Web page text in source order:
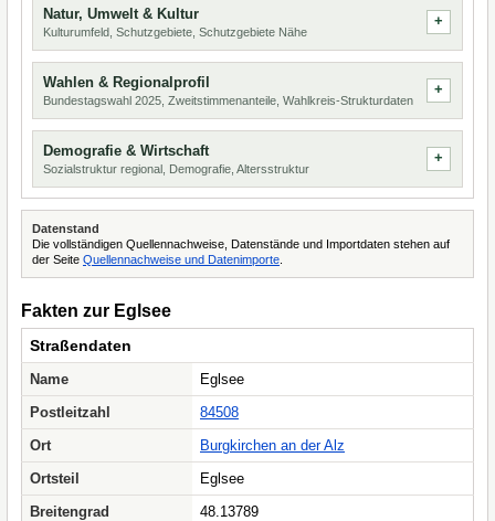
Natur, Umwelt & Kultur
Kulturumfeld, Schutzgebiete, Schutzgebiete Nähe
Wahlen & Regionalprofil
Bundestagswahl 2025, Zweitstimmenanteile, Wahlkreis-Strukturdaten
Demografie & Wirtschaft
Sozialstruktur regional, Demografie, Altersstruktur
Datenstand
Die vollständigen Quellennachweise, Datenstände und Importdaten stehen auf
der Seite Quellennachweise und Datenimporte
Fakten zur Eglsee
Straßendaten
Name
Eglsee
Postleitzahl
84508
Ort
Burgkirchen an der Alz
Ortsteil
Eglsee
Breitengrad
48.13789